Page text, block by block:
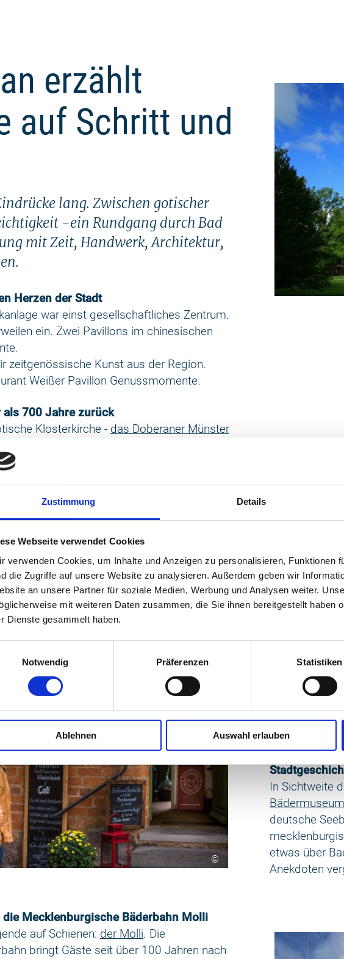
Zustimmung Details
Webseite verwendet Cookies
verwenden Cookies, um Inhalte und Anzeigen zu personalisieren, Funktionen
die Zugriffe auf unsere Website zu analysieren. Außerdem geben wir
an unsere Partner für soziale Medien, Werbung und Analysen weiter.
mit weiteren Daten zusammen, die Sie ihnen bereitgestellt haben
Dienste gesammelt haben.
Notwendig
Präferenzen Statistiken
Ablehnen Auswahl erlauben
erzählt
auf Schritt und
lang. Zwischen gotischer
-ein Rundgang durch Bad
mit Zeit, Handwerk, Architektur,
Herzen der Stadt
war einst gesellschaftliches Zentrum.
ein. Zwei Pavillons im chinesischen
zeitgenössische Kunst aus der Region.
Weißer Pavillon Genussmomente.
als 700 Jahre zurück
Klosterkirche - das Doberaner Münster
Bauwerke der Backsteingotik im
sie als die „Perle der norddeutschen
lädt der Johann-Sebastian-Bach-
Ort mit weitem Blick.
mit Zukunft
des Zisterzienserklosters lebt weiter – als
ImKornhaus-Caféduftet es nach frisch
toben Kinder auf dem großen
©
Das Torhaus
kann man
und
entdecken.
In Sichtweite
Bädermuseum
deutsche
etwas über
Anekdoten
Mecklenburgische Bäderbahn Molli
auf Schienen: der Molli. Die
bringt Gäste seit über 100 Jahren nach